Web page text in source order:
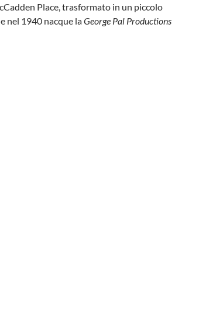
Place, trasformato in un piccolo
nel 1940 nacque laGeorge Pal Productions